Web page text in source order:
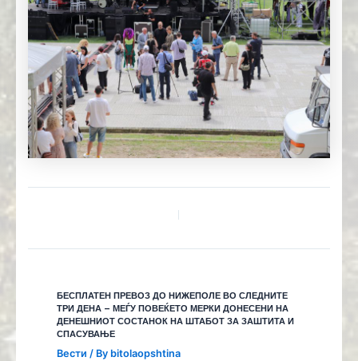
БЕСПЛАТЕН ПРЕВОЗ ДО НИЖЕПОЛЕ ВО СЛЕДНИТЕ
ТРИ ДЕНА – МЕЃУ ПОВЕЌЕТО МЕРКИ ДОНЕСЕНИ НА
ДЕНЕШНИОТ СОСТАНОК НА ШТАБОТ ЗА ЗАШТИТА И
СПАСУВАЊЕ
Вести / By bitolaopshtina